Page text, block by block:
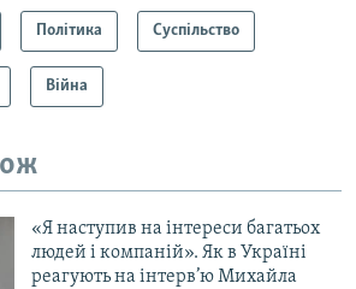
Політика Суспільство
Війна
«Я наступив на інтереси багатьох
людей і компаній». Як в Україні
реагують на інтерв’ю Михайла